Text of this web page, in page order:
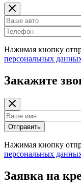
Нажимая кнопку
персональных
Закажите
Отправить
Нажимая кнопку
персональных
Заявка на